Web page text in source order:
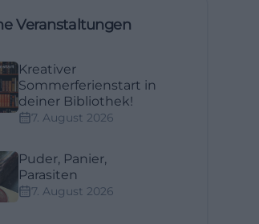
Veranstaltungen
Kreativer
Sommerferienstart in
deiner Bibliothek!
7. August 2026
Puder, Panier,
Parasiten
7. August 2026